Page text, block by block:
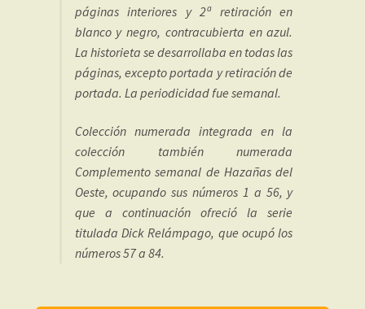
páginas interiores y 2ª retiración en
blanco y negro, contracubierta en azul.
La historieta se desarrollaba en todas las
páginas, excepto portada y retiración de
portada. La periodicidad fue semanal.
Colección numerada integrada en la
colección también numerada
Complemento semanal de Hazañas del
Oeste, ocupando sus números 1 a 56, y
que a continuación ofreció la serie
titulada Dick Relámpago, que ocupó los
números 57 a 84.